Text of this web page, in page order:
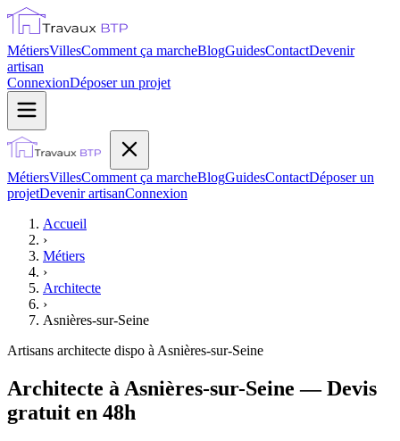
MétiersVillesComment ça marcheBlogGuidesContactDevenir
artisan
ConnexionDéposer un projet
MétiersVillesComment ça marcheBlogGuidesContactDéposer un
projetDevenir artisanConnexion
Accueil
›
Métiers
›
Architecte
›
Asnières-sur-Seine
Artisans architecte dispo à Asnières-sur-Seine
Architecte à Asnières-sur-Seine — Devis
gratuit en 48h